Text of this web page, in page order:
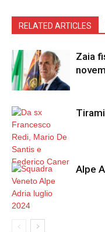
RELATED ARTICLES
Zaia
Alpe